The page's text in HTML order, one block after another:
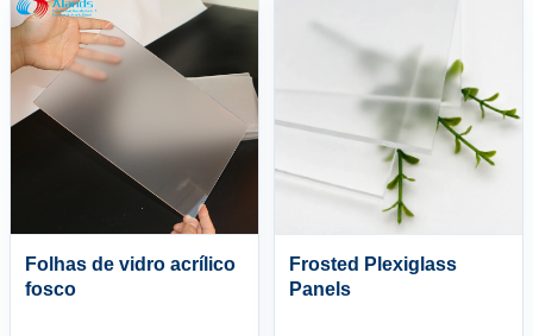
Folhas de vidro acrílico
fosco
Frosted Plexiglass
Panels